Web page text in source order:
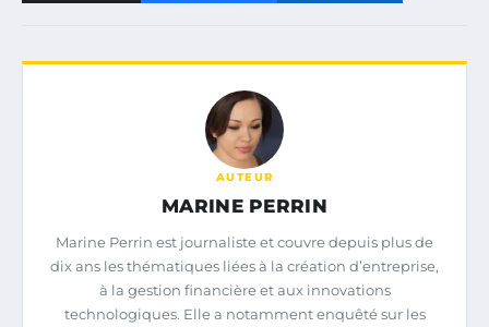
AUTEUR
MARINE PERRIN
Marine Perrin est journaliste et couvre depuis plus de
dix ans les thématiques liées à la création d’entreprise,
à la gestion financière et aux innovations
technologiques. Elle a notamment enquêté sur les